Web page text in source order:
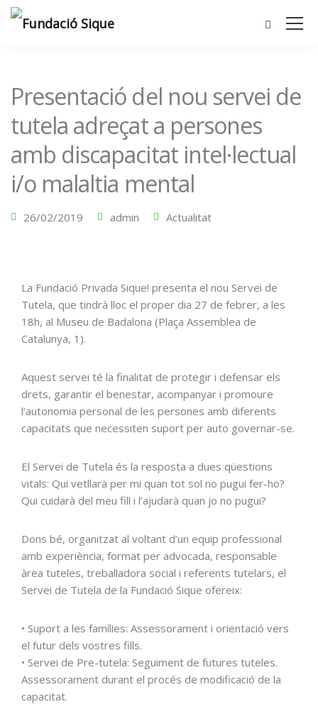
Presentació del nou servei de
tutela adreçat a persones
amb discapacitat intel·lectual
i/o malaltia mental
26/02/2019 admin Actualitat
La Fundació Privada Sique! presenta el nou Servei de
Tutela, que tindrà lloc el proper dia 27 de febrer, a les
18h, al Museu de Badalona (Plaça Assemblea de
Catalunya, 1).
Aquest servei té la finalitat de protegir i defensar els
drets, garantir el benestar, acompanyar i promoure
l’autonomia personal de les persones amb diferents
capacitats que necessiten suport per auto governar-se.
El Servei de Tutela és la resposta a dues qüestions
vitals: Qui vetllarà per mi quan tot sol no pugui fer-ho?
Qui cuidarà del meu fill i l’ajudarà quan jo no pugui?
Dons bé, organitzat al voltant d’un equip professional
amb experiència, format per advocada, responsable
àrea tuteles, treballadora social i referents tutelars, el
Servei de Tutela de la Fundació Sique ofereix:
• Suport a les famílies: Assessorament i orientació vers
el futur dels vostres fills.
• Servei de Pre-tutela: Seguiment de futures tuteles.
Assessorament durant el procés de modificació de la
capacitat.